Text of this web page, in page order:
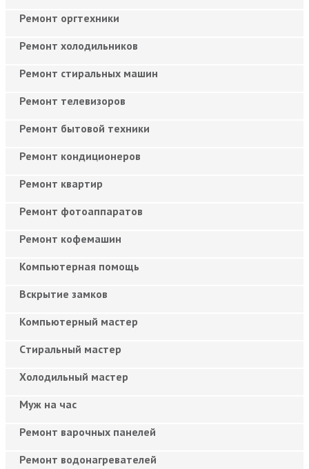
Ремонт оргтехники
Ремонт холодильников
Ремонт стиральных машин
Ремонт телевизоров
Ремонт бытовой техники
Ремонт кондиционеров
Ремонт квартир
Ремонт фотоаппаратов
Ремонт кофемашин
Компьютерная помощь
Вскрытие замков
Компьютерный мастер
Cтиральный мастер
Холодильный мастер
Муж на час
Ремонт варочных панелей
Ремонт водонагревателей